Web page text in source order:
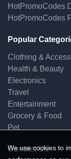
HotPromoCodes
HotPromoCodes
Popular
Clothing &
Health & Beauty
Electronics
Travel
Entertainment
Grocery & Food
Pet
Contact Us
We use cookies to